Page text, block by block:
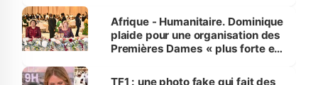
Afrique - Humanitaire. Dominique
plaide pour une organisation des
Premières Dames « plus forte et
sur la scène internationale »
TF1 : une photo fake qui fait des